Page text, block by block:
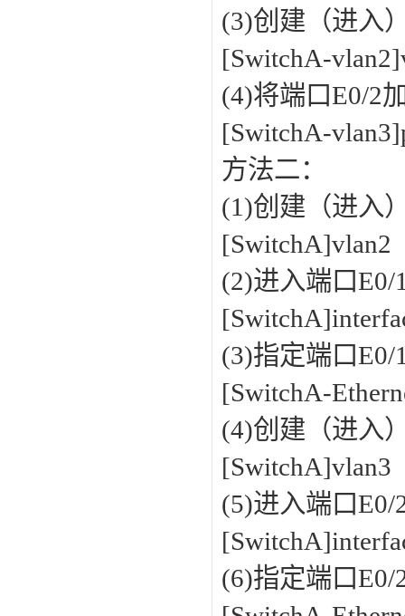
(3)创建（进入
[SwitchA-
(4)将端口E0/2
[SwitchA-
方法二：
(1)创建（进入
[SwitchA]vlan2
(2)进入端口
(3)指定端口
[SwitchA-
(4)创建（进入
[SwitchA]vlan3
(5)进入端口
(6)指定端口